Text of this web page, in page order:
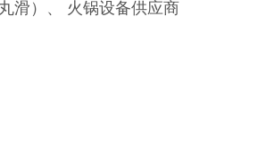
滑）、 火锅设备供应商